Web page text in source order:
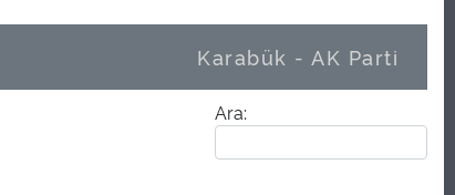
Karabük - AK Parti
Ara: